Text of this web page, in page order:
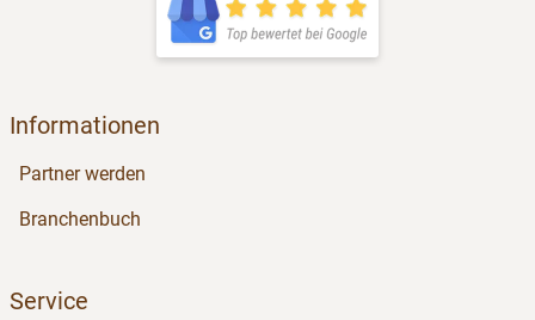
öffnet in neuem Fenster
Informationen
Partner werden
Branchenbuch
Service